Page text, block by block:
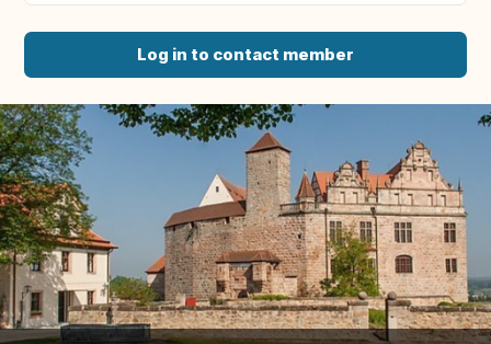
Log in to contact member